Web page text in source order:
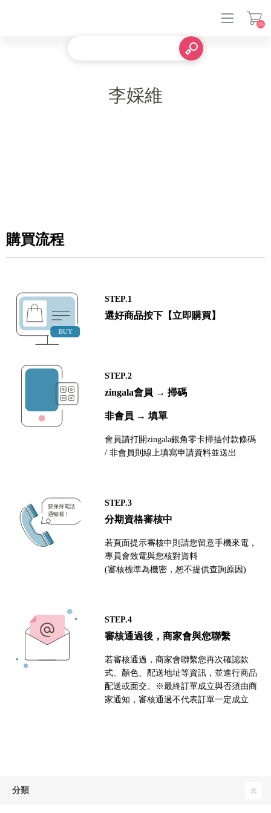
(0)
李婇維
購買流程
STEP.1
選好商品按下【立即購買】
STEP.2
zingala會員 → 掃碼
非會員 → 填單
會員請打開zingala銀角零卡掃描付款條碼
/ 非會員則線上填寫申請資料並送出
STEP.3
分期資格審核中
若頁面提示審核中則請您留意手機來電，
專員會致電與您核對資料
(審核標準為機密，恕不提供查詢原因)
STEP.4
審核通過後，商家會與您聯繫
若審核通過，商家會聯繫您再次確認款
式、顏色、配送地址等資訊，並進行商品
配送或面交。※最終訂單成立與否須由商
家通知，審核通過不代表訂單一定成立
分類